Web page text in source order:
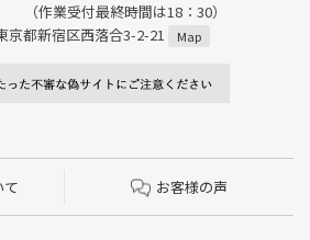
作業受付最終時間は18：30）
都新宿区西落合3-2-21
Map
て お客様の声